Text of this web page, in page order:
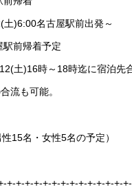
)6:00名古屋駅前出発～
前帰着予定
土)16時～18時迄に宿泊先合
流も可能。
15名・女性5名の予定）
+-+-+-+-+-+-+-+-+-+-+-+-+-